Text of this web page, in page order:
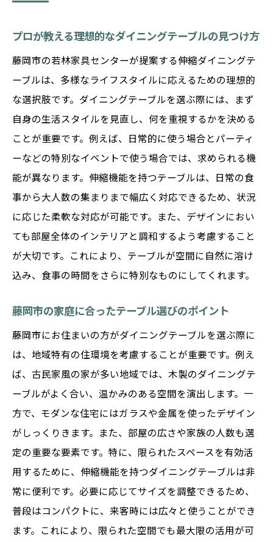
プロが教える理想的なダイニングテーブルの見つけ方
藤岡市の若林家具センターが提案する伸縮ダイニングテ
ーブルは、多様なライフスタイルに応えるための理想的
な選択肢です。ダイニングテーブルを選ぶ際には、まず
自身の生活スタイルを見直し、何を重視するかを決める
ことが重要です。例えば、日常的に使う場合とパーティ
ーなどの特別なイベントで使う場合では、求められる機
能が異なります。伸縮機能を持つテーブルは、日常の食
事から大人数の集まりまで幅広く対応できるため、状況
に応じた柔軟な対応が可能です。また、デザインにおい
ても部屋全体のインテリアと調和するよう考慮すること
が大切です。これにより、テーブルが空間に自然に溶け
込み、食事の時間をさらに特別なものにしてくれます。
藤岡市の家庭に合ったテーブル選びのポイント
藤岡市にお住まいの方がダイニングテーブルを選ぶ際に
は、地域特有の住環境を考慮することが重要です。例え
ば、古民家風の家が多い地域では、木製のダイニングテ
ーブルがよく合い、温かみのある空間を演出します。一
方で、モダンな住宅にはガラスや金属を使ったデザイン
がしっくりきます。また、部屋の広さや家族の人数も選
定の重要な要素です。特に、限られたスペースを有効活
用するために、伸縮機能を持つダイニングテーブルは非
常に便利です。必要に応じてサイズを調整できるため、
普段はコンパクトに、来客時には広々と使うことができ
ます。これにより、限られた空間でも最大限の活用が可